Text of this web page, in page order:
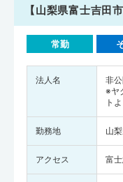
【山梨県富士吉田
常勤
法人名
非
※ヤ
ト
勤務地 山
アクセス 富